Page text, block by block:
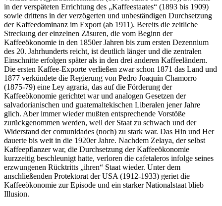
in der verspäteten Errichtung des „Kaffeestaates“ (1893 bis 1909)
sowie drittens in der verzögerten und unbeständigen Durchsetzung
der Kaffeedominanz im Export (ab 1911). Bereits die zeitliche
Streckung der einzelnen Zäsuren, die vom Beginn der
Kaffeeökonomie in den 1850er Jahren bis zum ersten Dezennium
des 20. Jahrhunderts reicht, ist deutlich länger und die zentralen
Einschnitte erfolgen später als in den drei anderen Kaffeeländern.
Die ersten Kaffee-Exporte verließen zwar schon 1871 das Land und
1877 verkündete die Regierung von Pedro Joaquín Chamorro
(1875-79) eine Ley agraria, das auf die Förderung der
Kaffeeökonomie gerichtet war und analogen Gesetzen der
salvadorianischen und guatemaltekischen Liberalen jener Jahre
glich. Aber immer wieder mußten entsprechende Vorstöße
zurückgenommen werden, weil der Staat zu schwach und der
Widerstand der comunidades (noch) zu stark war. Das Hin und Her
dauerte bis weit in die 1920er Jahre. Nachdem Zelaya, der selbst
Kaffeepflanzer war, die Durchsetzung der Kaffeeökonomie
kurzzeitig beschleunigt hatte, verloren die cafetaleros infolge seines
erzwungenen Rücktritts „ihren“ Staat wieder. Unter dem
anschließenden Protektorat der USA (1912-1933) geriet die
Kaffeeökonomie zur Episode und ein starker Nationalstaat blieb
Illusion.